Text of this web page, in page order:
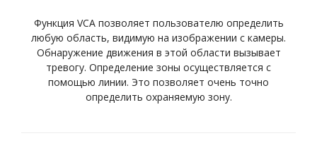
Функция VCA позволяет пользователю определить
любую область, видимую на изображении с камеры.
Обнаружение движения в этой области вызывает
тревогу. Определение зоны осуществляется с
помощью линии. Это позволяет очень точно
определить охраняемую зону.